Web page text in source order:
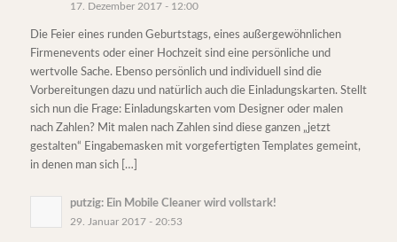
17. Dezember 2017 - 12:00
Die Feier eines runden Geburtstags, eines außergewöhnlichen
Firmenevents oder einer Hochzeit sind eine persönliche und
wertvolle Sache. Ebenso persönlich und individuell sind die
Vorbereitungen dazu und natürlich auch die Einladungskarten. Stellt
sich nun die Frage: Einladungskarten vom Designer oder malen
nach Zahlen? Mit malen nach Zahlen sind diese ganzen „jetzt
gestalten“ Eingabemasken mit vorgefertigten Templates gemeint,
in denen man sich […]
putzig: Ein Mobile Cleaner wird vollstark!
29. Januar 2017 - 20:53